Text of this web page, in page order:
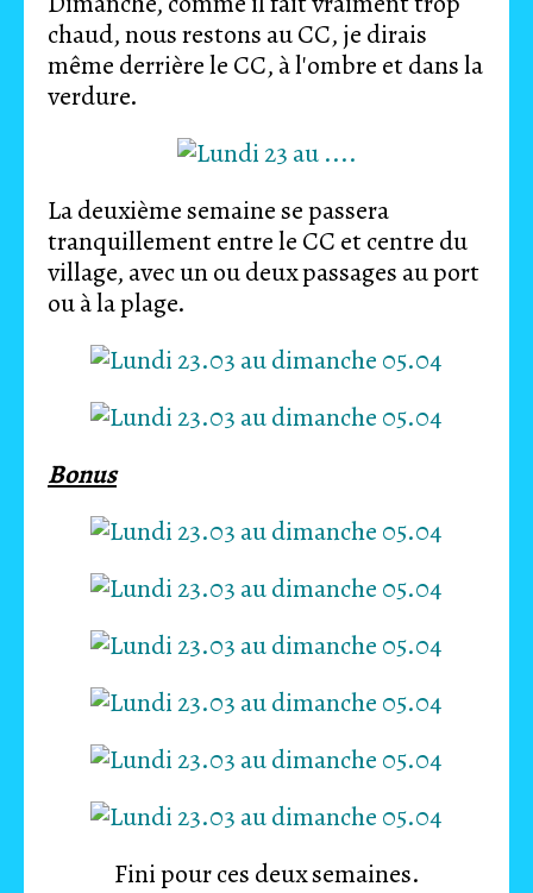
chaud, nous restons au CC, je dirais
même derrière le CC, à l'ombre et dans la
verdure.
La deuxième semaine se passera
tranquillement entre le CC et centre du
village, avec un ou deux passages au port
ou à la plage.
Bonus
Fini pour ces deux semaines.